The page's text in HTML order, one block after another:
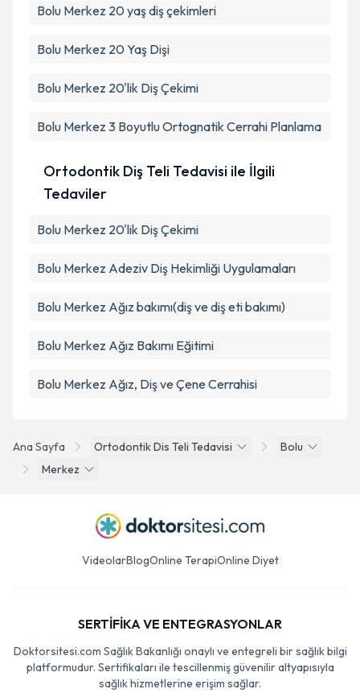
Ana Sayfa Ortodontik Dis Teli Tedavisi
Bolu
Merkez
Bolu Merkez 20 yaş diş çekimleri
Bolu Merkez 20 Yaş Dişi
Bolu Merkez 20'lik Diş Çekimi
Bolu Merkez 3 Boyutlu Ortognatik Cerrahi Planlama
Ortodontik Diş Teli Tedavisi ile İlgili
Tedaviler
Bolu Merkez 20'lik Diş Çekimi
Bolu Merkez Adeziv Diş Hekimliği Uygulamaları
Bolu Merkez Ağız bakımı(diş ve diş eti bakımı)
Bolu Merkez Ağız Bakımı Eğitimi
Bolu Merkez Ağız, Diş ve Çene Cerrahisi
VideolarBlogOnline TerapiOnline Diyet
SERTİFİKA VE ENTEGRASYONLAR
Doktorsitesi.com Sağlık Bakanlığı onaylı ve entegreli bir sağlık bilgi
platformudur. Sertifikaları ile tescillenmiş güvenilir altyapısıyla
sağlık hizmetlerine erişim sağlar.